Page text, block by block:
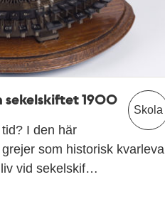
Skola
1900
I den här
som historisk kvarleva
vid sekelskif…